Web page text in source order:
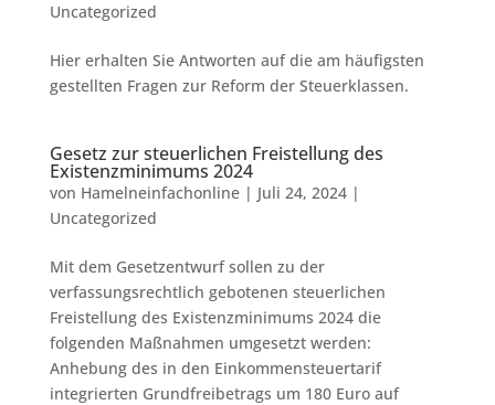
Uncategorized
Hier erhalten Sie Antworten auf die am häufigsten
gestellten Fragen zur Reform der Steuerklassen.
Gesetz zur steuerlichen Freistellung des
Existenzminimums 2024
von Hamelneinfachonline| Juli 24, 2024|
Uncategorized
Mit dem Gesetzentwurf sollen zu der
verfassungsrechtlich gebotenen steuerlichen
Freistellung des Existenzminimums 2024 die
folgenden Maßnahmen umgesetzt werden:
Anhebung des in den Einkommensteuertarif
integrierten Grundfreibetrags um 180 Euro auf